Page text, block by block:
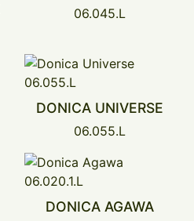
06.045.L
DONICA UNIVERSE
06.055.L
DONICA AGAWA